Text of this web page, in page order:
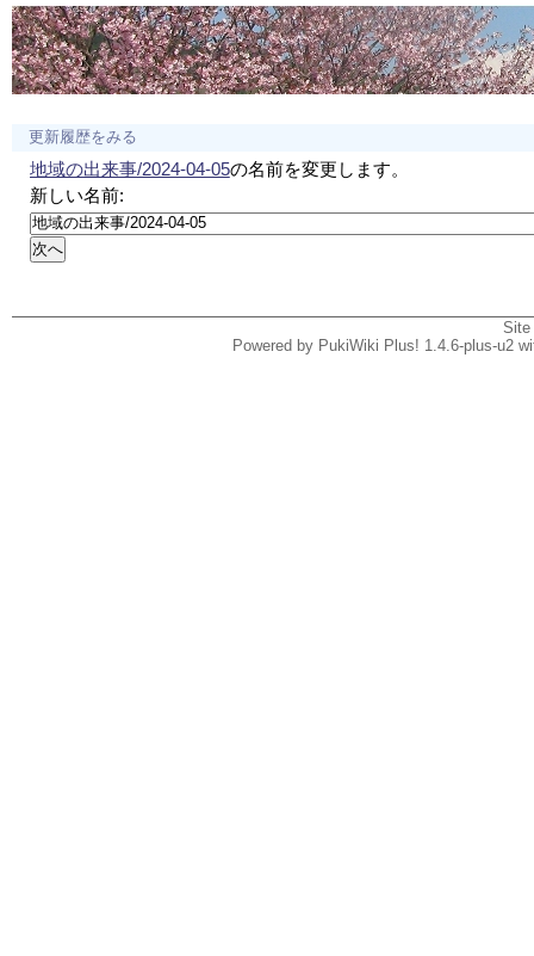
更新履歴をみる
地域の出来事/2024-04-05の名前を変更します。
新しい名前:
Powered by PukiWiki Plus! 1.4.6-plus-u2